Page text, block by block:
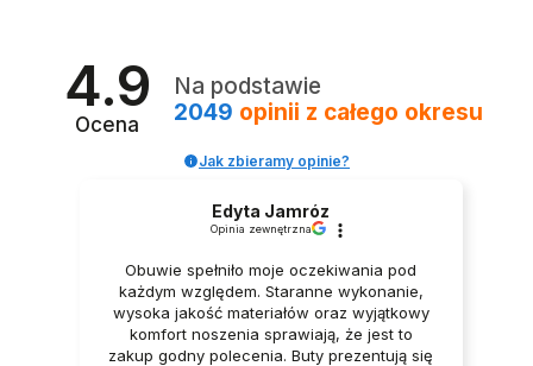
KĄPIELÓWKI SZORTY KĄPIELOWE BOKSERKI BŁĘKITNE
4.9
Ocena
Na podstawie
2049 opinii z całego okresu
Jak zbieramy opinie?
Edyta Jamróz
Opinia zewnętrzna
Obuwie spełniło moje oczekiwania pod
każdym względem. Staranne wykonanie,
wysoka jakość materiałów oraz wyjątkowy
komfort noszenia sprawiają, że jest to
zakup godny polecenia. Buty prezentują się